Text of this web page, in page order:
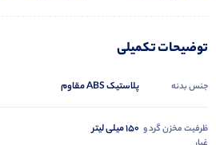
توضیحات تکمیلی
جنس بدنه پلاستیک ABS مقاوم
ظرفیت مخزن گرد و 150 میلی لیتر